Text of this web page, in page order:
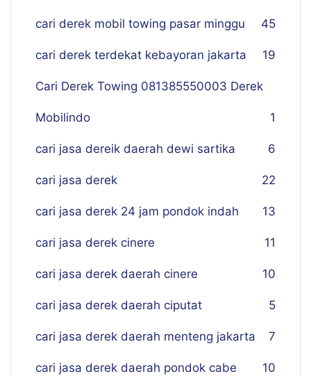
cari derek mobil towing pasar minggu 45
cari derek terdekat kebayoran jakarta 19
Cari Derek Towing 081385550003 Derek
Mobilindo 1
cari jasa dereik daerah dewi sartika 6
cari jasa derek 22
cari jasa derek 24 jam pondok indah 13
cari jasa derek cinere 11
cari jasa derek daerah cinere 10
cari jasa derek daerah ciputat 5
cari jasa derek daerah menteng jakarta 7
cari jasa derek daerah pondok cabe 10